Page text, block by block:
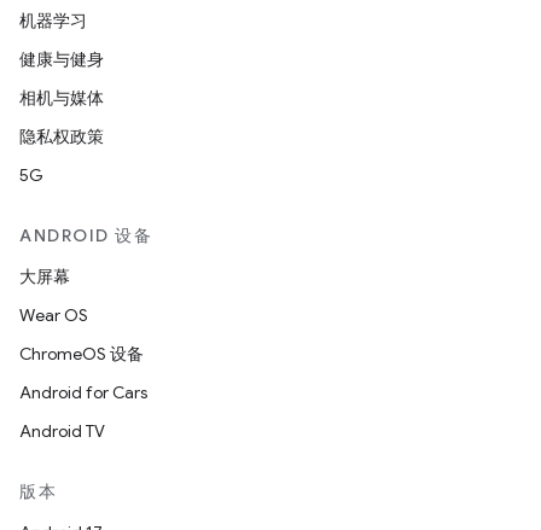
机器学习
健康与健身
相机与媒体
隐私权政策
5G
ANDROID 设备
大屏幕
Wear OS
ChromeOS 设备
Android for Cars
Android TV
版本